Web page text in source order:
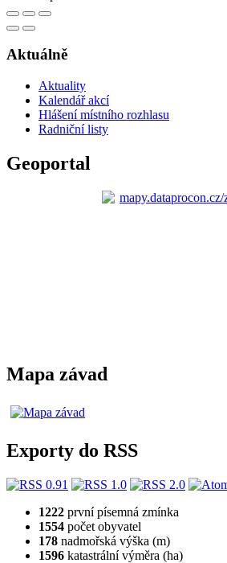
Aktuálně
Aktuality
Kalendář akcí
Hlášení místního rozhlasu
Radniční listy
Geoportal
Mapa závad
Exporty do RSS
1222 první písemná zmínka
1554 počet obyvatel
178 nadmořská výška (m)
1596 katastrální výměra (ha)